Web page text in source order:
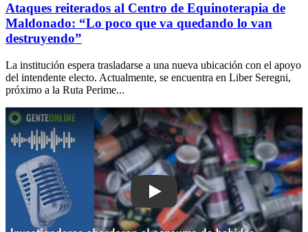
Ataques reiterados al Centro de Equinoterapia de
Maldonado: “Lo poco que va quedando lo van
destruyendo”
La institución espera trasladarse a una nueva ubicación con el apoyo
del intendente electo. Actualmente, se encuentra en Liber Seregni,
próximo a la Ruta Perime...
Play: Investigadores abordaron el